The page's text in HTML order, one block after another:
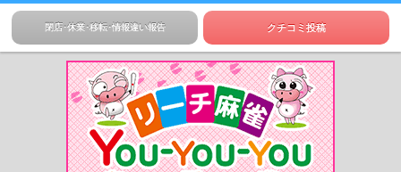
閉店･休業･移転･情報違い報告 クチコミ投稿